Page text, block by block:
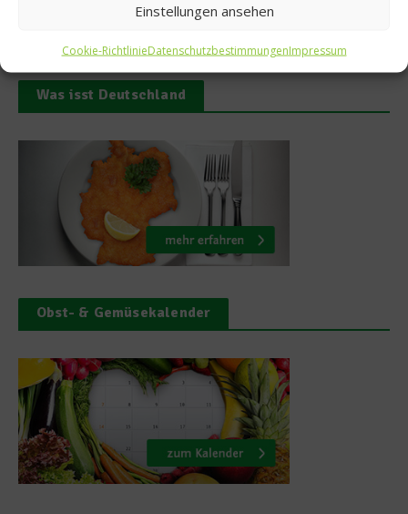
Einstellungen ansehen
Cookie-RichtlinieDatenschutzbestimmungenImpressum
Was isst Deutschland
Obst- & Gemüsekalender